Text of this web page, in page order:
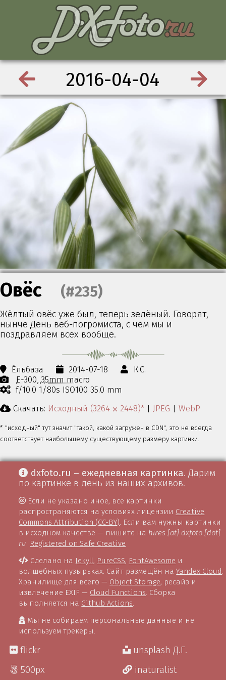
2016-04-04
Овёс (#235)
Жёлтый овёс уже был, теперь зелёный. Говорят,
нынче День веб-погромиста, с чем мы и
поздравляем всех вообще.
Ёльбаза 2014-07-18
К.С.
E-300 35mm macro
f/10.0 1/80s ISO100 35.0 mm
Скачать: Исходный (3264 ⨉ 2448)* | JPEG | WebP
* "исходный" тут значит "такой, какой загружен в CDN", это не всегда
соответствует наибольшему существующему размеру картинки.
dxfoto.ru – ежедневная картинка. Дарим
по картинке в день из наших архивов.
Если не указано иное, все картинки
распространяются на условиях лицензии Creative
Commons Attribution (CC-BY) . Если вам нужны картинки
в исходном качестве — пишите на hires [at] dxfoto [dot]
ru Registered on Safe Creative
Сделано на Jekyll, PureCSS, FontAwesome и
волшебных пузырьках. Сайт размещён наYandex Cloud
Хранилище для всего — Object Storage, ресайз и
извлечение EXIF — Cloud Functions . Сборка
выполняется на Github Actions
Мы не собираем персональные данные и не
используем трекеры.
flickr
500px
unsplash Д.Г.
inaturalist